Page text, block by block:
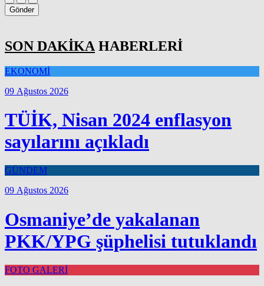
Gönder
SON DAKİKA HABERLERİ
EKONOMİ
09 Ağustos 2026
TÜİK, Nisan 2024 enflasyon
sayılarını açıkladı
GÜNDEM
09 Ağustos 2026
Osmaniye’de yakalanan
PKK/YPG şüphelisi tutuklandı
FOTO GALERİ